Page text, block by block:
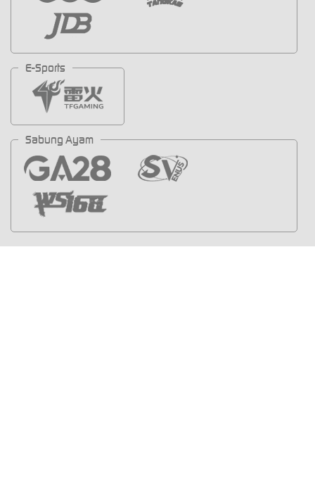
E-Sports
Sabung Ayam